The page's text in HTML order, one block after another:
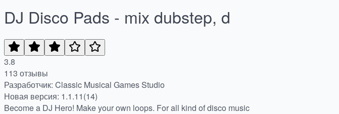
DJ Disco Pads - mix dubstep, d
3.8
113 отзывы
Разработчик: Classic Musical Games Studio
Новая версия: 1.1.11(14)
Become a DJ Hero! Make your own loops. For all kind of disco music